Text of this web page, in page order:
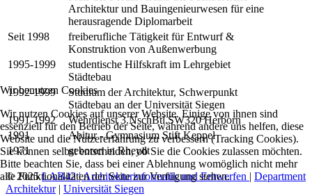
Architektur und Bauingenieurwesen für eine
herausragende Diplomarbeit
Seit 1998
freiberufliche Tätigkeit für Entwurf &
Konstruktion von Außenwerbung
1995-1999
studentische Hilfskraft im Lehrgebiet
Städtebau
1992-1999
Studium der Architektur, Schwerpunkt
Städtebau an der Universität Siegen
1991-1992
Wehrdienst 3.NschBtl.SW320 Herborn
1991
Abitur - Gymnasium Stift Keppel
1971
geboren in Rheydt
© 2025LAB42 | Architekturinformatik und Entwerfen | Department
Architektur| Universität Siegen
Wir benutzen Cookies
Wir nutzen Cookies auf unserer Website. Einige von ihnen sind
essenziell für den Betrieb der Seite, während andere uns helfen, diese
Website und die Nutzererfahrung zu verbessern (Tracking Cookies).
Sie können selbst entscheiden, ob Sie die Cookies zulassen möchten.
Bitte beachten Sie, dass bei einer Ablehnung womöglich nicht mehr
alle Funktionalitäten der Seite zur Verfügung stehen.